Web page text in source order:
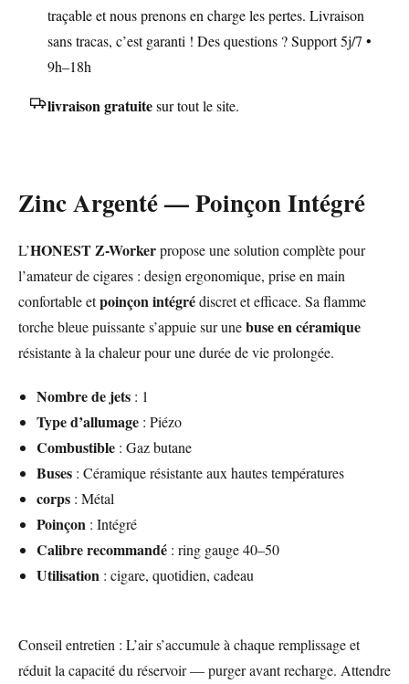
traçable et nous prenons en charge les pertes. Livraison
sans tracas, c’est garanti ! Des questions ? Support 5j/7 •
9h–18h
livraison gratuitesur tout le site.
Zinc Argenté — Poinçon Intégré
L’HONEST Z-Workerpropose une solution complète pour
l’amateur de cigares : design ergonomique, prise en main
confortable etpoinçon intégrédiscret et efficace. Sa flamme
torche bleue puissante s’appuie sur unebuse en céramique
résistante à la chaleur pour une durée de vie prolongée.
Nombre de jets : 1
Type d’allumage : Piézo
Combustible : Gaz butane
Buses : Céramique résistante aux hautes températures
corps : Métal
Poinçon : Intégré
Calibre recommandé : ring gauge 40–50
Utilisation : cigare, quotidien, cadeau
Conseil entretien : L’air s’accumule à chaque remplissage et
réduit la capacité du réservoir — purger avant recharge. Attendre